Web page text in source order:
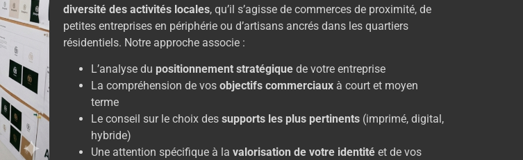
diversité des activités locales, qu’il s’agisse de commerces de proximité, de
petites entreprises en périphérie ou d’artisans ancrés dans les quartiers
résidentiels. Notre approche associe :
L’analyse du positionnement stratégique de votre entreprise
La compréhension de vos objectifs commerciaux à court et moyen
terme
Le conseil sur le choix des supports les plus pertinents (imprimé, digital,
hybride)
Une attention spécifique à la valorisation de votre identité et de vos